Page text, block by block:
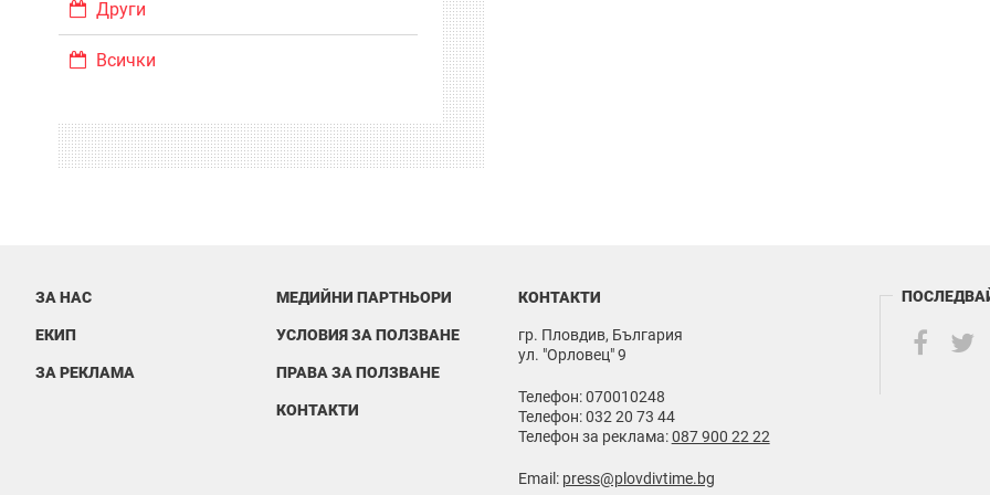
Други
Всички
ЗА НАС
ЕКИП
ЗА РЕКЛАМА
МЕДИЙНИ ПАРТНЬОРИ
УСЛОВИЯ ЗА ПОЛЗВАНЕ
ПРАВА ЗА ПОЛЗВАНЕ
КОНТАКТИ
КОНТАКТИ
гр. Пловдив, България
ул. "Орловец" 9
Телефон: 070010248
Телефон: 032 20 73 44
Телефон за реклама:087 900 22 22
Email: press@plovdivtime.bg